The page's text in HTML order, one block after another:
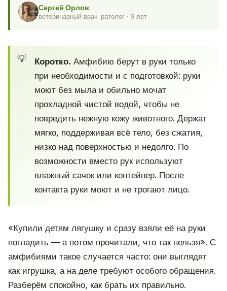
Сергей Орлов
ветеринарный врач-ратолог · 9 лет
Коротко. Амфибию берут в руки только
при необходимости и с подготовкой: руки
моют без мыла и обильно мочат
прохладной чистой водой, чтобы не
повредить нежную кожу животного. Держат
мягко, поддерживая всё тело, без сжатия,
низко над поверхностью и недолго. По
возможности вместо рук используют
влажный сачок или контейнер. После
контакта руки моют и не трогают лицо.
«Купили детям лягушку и сразу взяли её на руки
погладить — а потом прочитали, что так нельзя». С
амфибиями такое случается часто: они выглядят
как игрушка, а на деле требуют особого обращения.
Разберём спокойно, как брать их правильно.